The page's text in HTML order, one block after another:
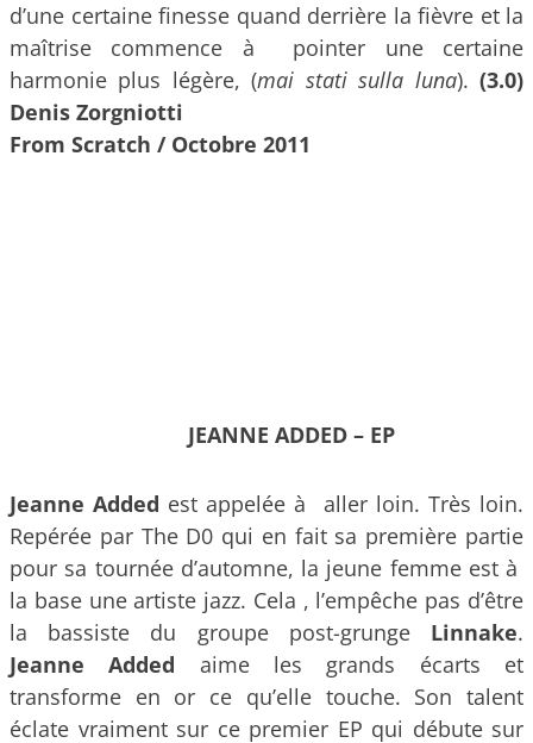
d’une certaine finesse quand derrière la fièvre et la
maîtrise commence à pointer une certaine
harmonie plus légère, (mai stati sulla luna).(3.0)
Denis Zorgniotti
From Scratch / Octobre 2011
JEANNE ADDED – EP
Jeanne Added est appelée à aller loin. Très loin.
Repérée par The D0 qui en fait sa première partie
pour sa tournée d’automne, la jeune femme est à
la base une artiste jazz. Cela , l’empêche pas d’être
la bassiste du groupe post-grunge Linnake.
Jeanne Added aime les grands écarts et
transforme en or ce qu’elle touche. Son talent
éclate vraiment sur ce premier EP qui débute sur